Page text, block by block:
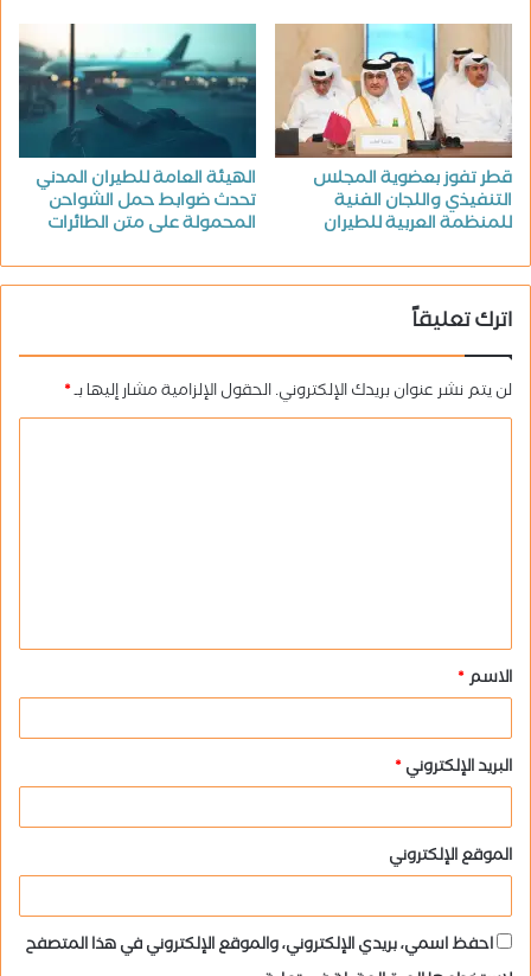
قطر تفوز بعضوية المجلس
التنفيذي واللجان الفنية
للمنظمة العربية للطيران
الهيئة العامة للطيران المدني
تحدث ضوابط حمل الشواحن
المحمولة على متن الطائرات
اترك تعليقاً
لن يتم نشر عنوان بريدك الإلكتروني.الحقول الإلزامية مشار إليها بـ*
ق
*
الاسم*
البريد الإلكتروني*
الموقع الإلكتروني
احفظ اسمي، بريدي الإلكتروني، والموقع الإلكتروني في هذا المتصفح